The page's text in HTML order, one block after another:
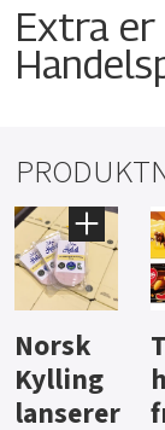
Extra
Knalltall
for Açai
Bowl